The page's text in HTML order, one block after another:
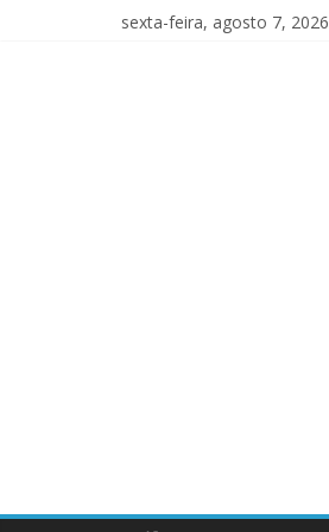
sexta-feira, agosto 7, 2026